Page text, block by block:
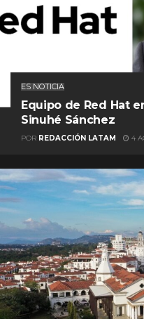
ES NOTICIA
Equipo de Red Hat
Sinuhé Sánchez
POR REDACCIÓN LATAM 4